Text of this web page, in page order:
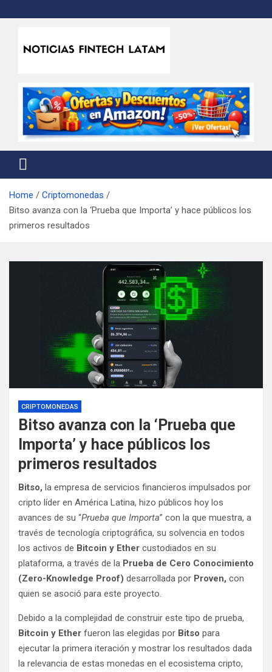
to
Noticias Fintech Latam
Home
Criptomonedas
Bitso avanza con la ‘Prueba que Importa’ y hace públicos los
primeros resultados
CRIPTOMONEDAS
Bitso avanza con la ‘Prueba que
Importa’ y hace públicos los
primeros resultados
Bitso, la empresa de servicios financieros impulsados por
cripto líder en América Latina, hizo públicos hoy los
avances de su “Prueba que Importa” con la que muestra, a
través de tecnología criptográfica, su solvencia en todos
los activos de Bitcoin y Ether custodiados en su
plataforma, a través de la Prueba de Cero Conocimiento
(Zero-Knowledge Proof) desarrollada por Proven, con
quien se asoció para este proyecto.
Debido a la complejidad de construir este tipo de prueba,
Bitcoin y Ether fueron las elegidas por Bitso para
ejecutar la primera iteración y mostrar los resultados dada
la relevancia de estas monedas en el ecosistema cripto,